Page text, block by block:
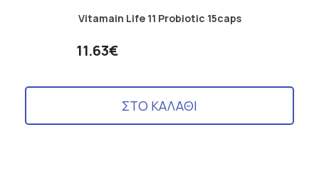
Vitamain Life 11 Probiotic 15caps
11.63€
ΣΤΟ ΚΑΛΑΘΙ